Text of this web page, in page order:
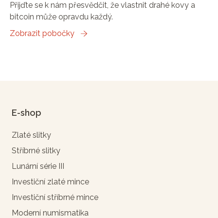
Přijďte se k nám přesvědčit, že vlastnit drahé kovy a
bitcoin může opravdu každý.
Zobrazit pobočky
E-shop
Zlaté slitky
Stříbrné slitky
Lunární série III
Investiční zlaté mince
Investiční stříbrné mince
Moderní numismatika